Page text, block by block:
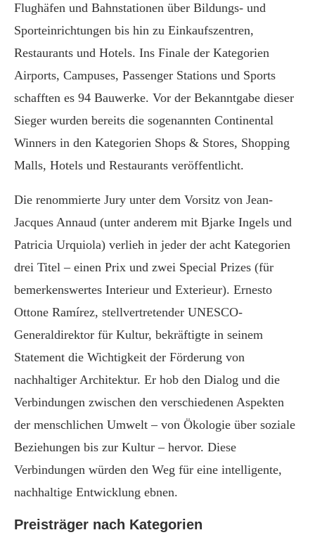
Flughäfen und Bahnstationen über Bildungs- und
Sporteinrichtungen bis hin zu Einkaufszentren,
Restaurants und Hotels. Ins Finale der Kategorien
Airports, Campuses, Passenger Stations und Sports
schafften es 94 Bauwerke. Vor der Bekanntgabe dieser
Sieger wurden bereits die sogenannten Continental
Winners in den Kategorien Shops & Stores, Shopping
Malls, Hotels und Restaurants veröffentlicht.
Die renommierte Jury unter dem Vorsitz von Jean-
Jacques Annaud (unter anderem mit Bjarke Ingels und
Patricia Urquiola) verlieh in jeder der acht Kategorien
drei Titel – einen Prix und zwei Special Prizes (für
bemerkenswertes Interieur und Exterieur). Ernesto
Ottone Ramírez, stellvertretender UNESCO-
Generaldirektor für Kultur, bekräftigte in seinem
Statement die Wichtigkeit der Förderung von
nachhaltiger Architektur. Er hob den Dialog und die
Verbindungen zwischen den verschiedenen Aspekten
der menschlichen Umwelt – von Ökologie über soziale
Beziehungen bis zur Kultur – hervor. Diese
Verbindungen würden den Weg für eine intelligente,
nachhaltige Entwicklung ebnen.
Preisträger nach Kategorien